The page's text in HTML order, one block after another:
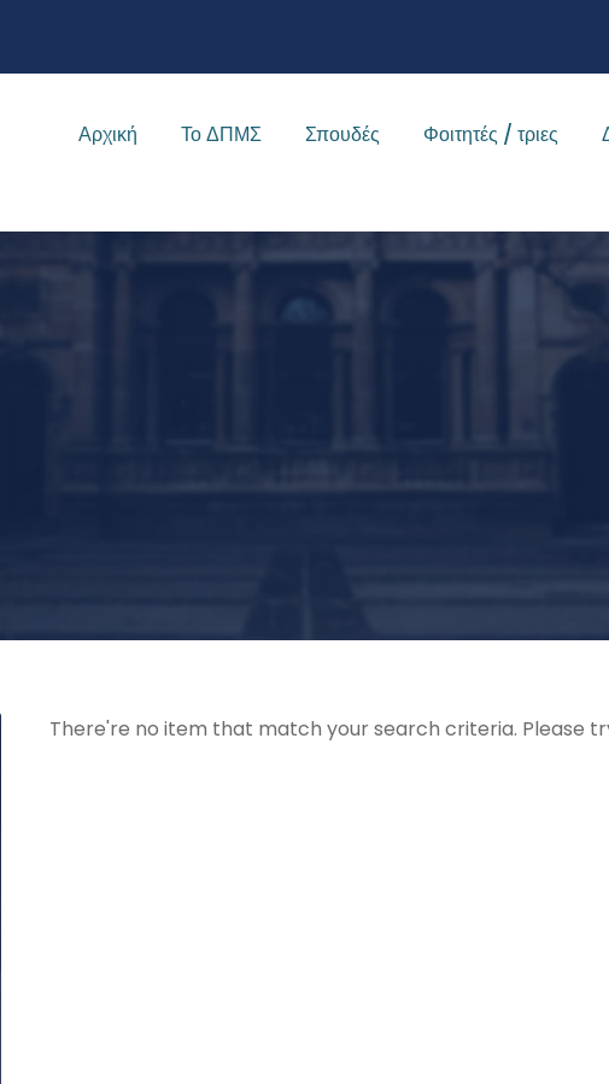
Αρχική Το ΔΠΜΣ Σπουδές Φοιτητές / τριες
There're no item that match your search criteria. Please